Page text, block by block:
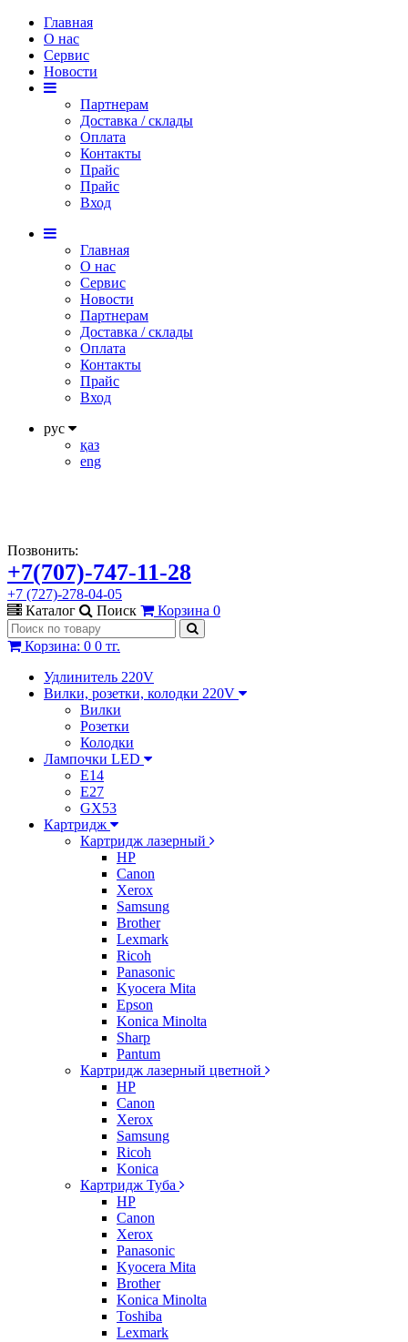
Главная
О нас
Сервис
Новости
Партнерам
Доставка / склады
Оплата
Контакты
Прайс
Прaйс
Вход
Главная
О нас
Сервис
Новости
Партнерам
Доставка / склады
Оплата
Контакты
Прайс
Вход
рус
қаз
eng
Позвонить:
+7(707)-747-11-28
+7 (727)-278-04-05
Каталог
Поиск Корзина 0
Корзина: 0 0 тг.
Удлинитель 220V
Вилки, розетки, колодки 220V
Вилки
Розетки
Колодки
Лампочки LED
E14
E27
GX53
Картридж
Картридж лазерный
HP
Canon
Xerox
Samsung
Brother
Lexmark
Ricoh
Panasonic
Kyocera Mita
Epson
Konica Minolta
Sharp
Pantum
Картридж лазерный цветной
HP
Canon
Xerox
Samsung
Ricoh
Konica
Картридж Туба
HP
Canon
Xerox
Panasonic
Kyocera Mita
Brother
Konica Minolta
Toshiba
Lexmark